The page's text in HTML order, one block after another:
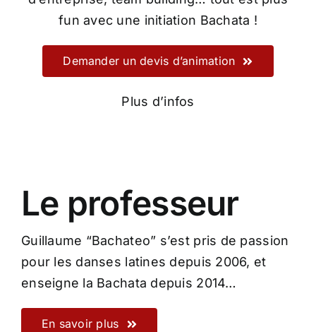
fun avec une initiation Bachata !
Demander un devis d’animation
Plus d’infos
Le professeur
Guillaume “Bachateo” s’est pris de passion
pour les danses latines depuis 2006, et
enseigne la Bachata depuis 2014…
En savoir plus